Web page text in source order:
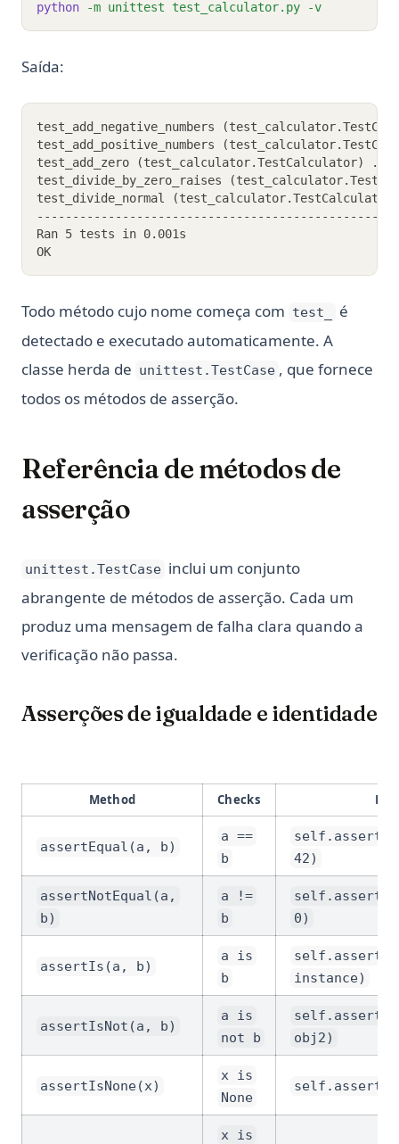
python -m unittest test_calculator.py -v
Saída:
test_add_negative_numbers
test_add_positive_numbers
test_add_zero (test_calculator.TestCalculator) ...
test_divide_by_zero_raises
test_divide_normal
Ran 5 tests in 0.001s
OK
Todo método cujo nome começa com test_
é
detectado e executado automaticamente. A
classe herda de unittest.TestCase , que fornece
todos os métodos de asserção.
Referência de métodos de
asserção
unittest.TestCase inclui um conjunto
abrangente de métodos de asserção. Cada um
produz uma mensagem de falha clara quando a
verificação não passa.
Asserções de igualdade e identidade
Method Checks
assertEqual(a, b)
a ==
b
42)
assertNotEqual(a,
b)
a !=
b
0)
assertIs(a, b)
a is
b
instance)
assertIsNot(a, b)
a is
not b
obj2)
assertIsNone(x)
x is
None
x is